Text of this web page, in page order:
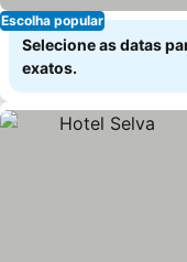
Escolha popular
Selecione as datas
exatos.